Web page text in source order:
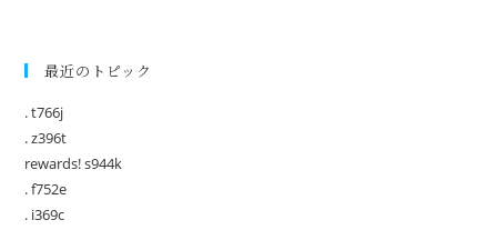
最近のトピック
. t766j
. z396t
rewards! s944k
. f752e
. i369c